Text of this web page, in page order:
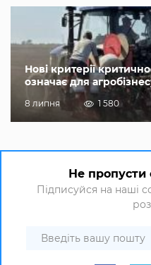
Нові критерії
означає для
8 липня 1 580
Не пропусти
Підписуйся на наші